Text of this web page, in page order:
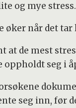
og mye stress.
øker når det
at de mest
oppholdt seg i
seg inn, før